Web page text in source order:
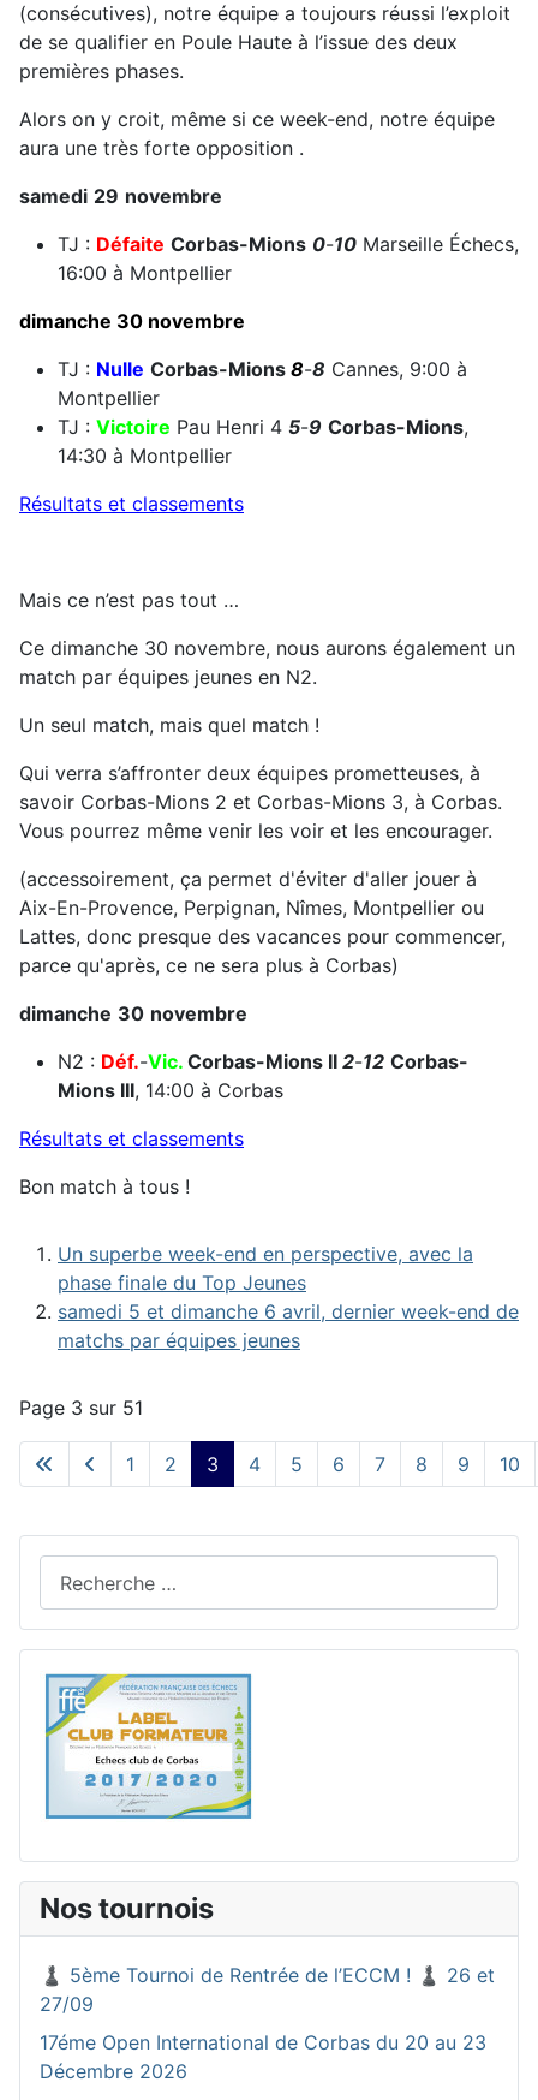
(consécutives), notre équipe a toujours réussi l’exploit
de se qualifier en Poule Haute à l’issue des deux
premières phases.
Alors on y croit, même si ce week-end, notre équipe
aura une très forte opposition .
samedi 29 novembre
TJ : Défaite Corbas-Mions 0-10 Marseille Échecs,
16:00 à Montpellier
dimanche 30 novembre
TJ : Nulle Corbas-Mions 8-8 Cannes, 9:00 à
Montpellier
TJ : Victoire Pau Henri 4 5-9 Corbas-Mions,
14:30 à Montpellier
Résultats et classements
Mais ce n’est pas tout …
Ce dimanche 30 novembre, nous aurons également un
match par équipes jeunes en N2.
Un seul match, mais quel match !
Qui verra s’affronter deux équipes prometteuses, à
savoir Corbas-Mions 2 et Corbas-Mions 3, à Corbas.
Vous pourrez même venir les voir et les encourager.
(accessoirement, ça permet d'éviter d'aller jouer à
Aix-En-Provence, Perpignan, Nîmes, Montpellier ou
Lattes, donc presque des vacances pour commencer,
parce qu'après, ce ne sera plus à Corbas)
dimanche 30 novembre
N2 : Déf.-Vic. Corbas-Mions II 2-12 Corbas-
Mions III, 14:00 à Corbas
Résultats et classements
Bon match à tous !
Un superbe week-end en perspective, avec la
phase finale du Top Jeunes
samedi 5 et dimanche 6 avril, dernier week-end de
matchs par équipes jeunes
Page 3 sur 51
1 2 3 4 5 6 7 8 9 10
Nos tournois
♟️ 5ème Tournoi de Rentrée de l’ECCM ! ♟️ 26 et
27/09
17éme Open International de Corbas du 20 au 23
Décembre 2026